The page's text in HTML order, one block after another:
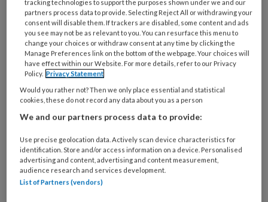
De Koninklijke Nederlandse Maatschappij tot
bevordering der Tandheelkunde (KNMT)
heeft een stappenplan opgesteld metvijf
relevante stappen
1. Spreek af naar welke
mondzorgprofessional de dreumes gaat
2. Maak afspraken over wanneer
meekijken gewenst is
3. Bereid de ouder voor op de eerste
tracking technologies to support the purposes shown under we and our
partners process data to provide. Selecting Reject All or withdrawing your
consent will disable them. If trackers are disabled, some content and ads
you see may not be as relevant to you. You can resurface this menu to
change your choices or withdraw consent at any time by clicking the
Manage Preferences link on the bottom of the webpage. Your choices will
have effect within our Website. For more details, refer to our Privacy
Policy. Privacy Statement
Would you rather not? Then we only place essential and statistical
cookies, these do not record any data about you as a person
We and our partners process data to provide:
Use precise geolocation data. Actively scan device characteristics for
identification. Store and/or access information on a device. Personalised
advertising and content, advertising and content measurement,
audience research and services development.
List of Partners (vendors)